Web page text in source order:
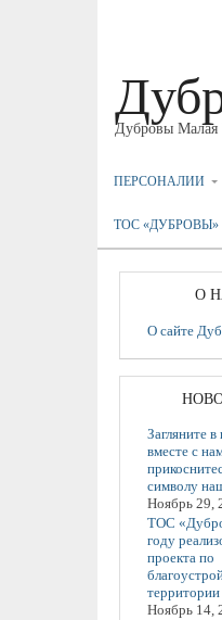
Дубровы Малая
ПЕРСОНАЛИИ
ТОС «ДУБРОВЫ»
О
О сайте
Загляните
вместе с
символу
Ноябрь 29,
ТОС
году
проекта по
Ноябрь 14,